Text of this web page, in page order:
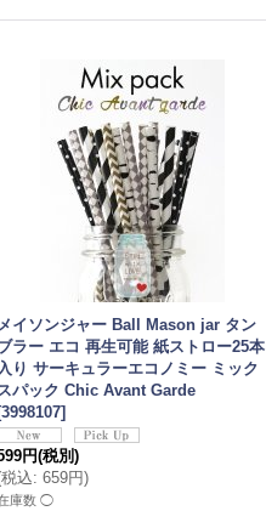
イソンジャー Ball Mason jar タン
ラー エコ 再生可能 紙ストロー25本
り サーキュラーエコノミー ミック
パック Chic Avant Garde
[3998107]
円(税別)
税込: 659円)
庫数 ◯